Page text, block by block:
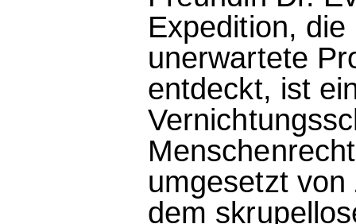
Expedition,
unerwartete
entdeckt, ist
umgesetzt
dem